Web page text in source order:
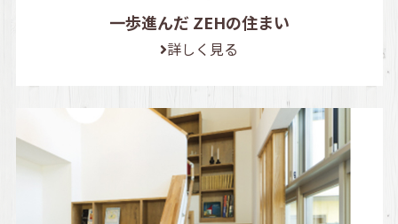
一歩進んだ ZEHの住まい
詳しく見る